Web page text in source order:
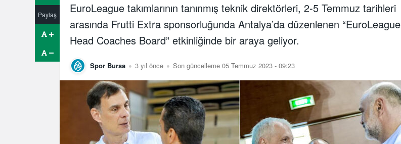
Paylaş
EuroLeague takımlarının tanınmış teknik direktörleri, 2-5 Temmuz tarihleri
arasında Frutti Extra sponsorluğunda Antalya’da düzenlenen “EuroLeague
Head Coaches Board” etkinliğinde bir araya geliyor.
Spor Bursa 3 yıl önce Son güncelleme 05 Temmuz 2023 - 09:23